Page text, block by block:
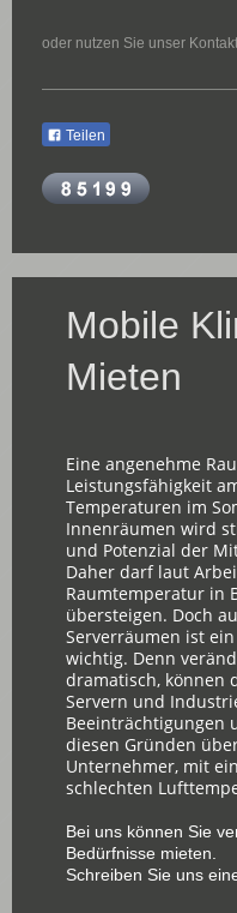
oder nutzen Sie unser
Teilen
Mobile
Mieten
Eine angenehme
Leistungsfähigkeit
Temperaturen im
Innenräumen wird
und Potenzial der
Daher darf laut
Raumtemperatur in
übersteigen. Doch
Serverräumen ist
wichtig. Denn
dramatisch, können
Servern und
Beeinträchtigungen
diesen Gründen
Unternehmer, mit
schlechten
Bei uns können Sie
Bedürfnisse mieten.
Schreiben Sie uns